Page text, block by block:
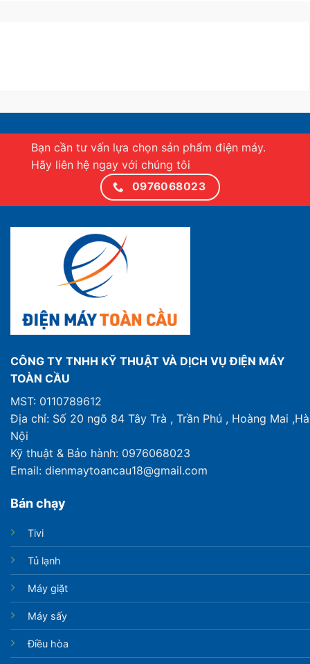
Bạn cần tư vấn lựa chọn sản phẩm điện máy.
Hãy liên hệ ngay với chúng tôi
0976068023
CÔNG TY TNHH KỸ THUẬT VÀ DỊCH VỤ ĐIỆN MÁY
TOÀN CẦU
MST: 0110789612
Địa chỉ: Số 20 ngõ 84 Tây Trà , Trần Phú , Hoàng Mai ,Hà
Nội
Kỹ thuật & Bảo hành: 0976068023
Email: dienmaytoancau18@gmail.com
Bán chạy
Tivi
Tủ lạnh
Máy giặt
Máy sấy
Điều hòa